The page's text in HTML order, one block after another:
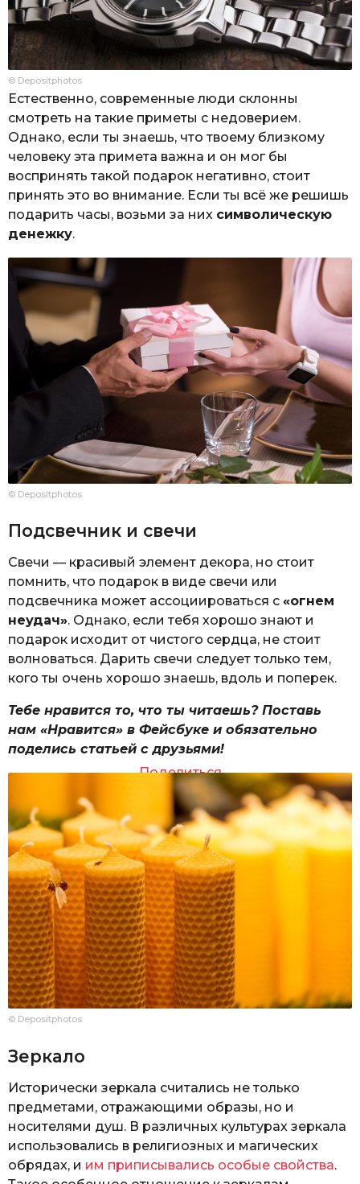
© Depositphotos
Естественно, современные люди склонны
смотреть на такие приметы с недоверием.
Однако, если ты знаешь, что твоему близкому
человеку эта примета важна и он мог бы
воспринять такой подарок негативно, стоит
принять это во внимание. Если ты всё же решишь
подарить часы, возьми за них символическую
денежку.
© Depositphotos
Подсвечник и свечи
Свечи — красивый элемент декора, но стоит
помнить, что подарок в виде свечи или
подсвечника может ассоциироваться с «огнем
неудач». Однако, если тебя хорошо знают и
подарок исходит от чистого сердца, не стоит
волноваться. Дарить свечи следует только тем,
кого ты очень хорошо знаешь, вдоль и поперек.
Тебе нравится то, что ты читаешь? Поставь
нам «Нравится» в Фейсбуке и обязательно
поделись статьей с друзьями!
Поделиться
© Depositphotos
Зеркало
Исторически зеркала считались не только
предметами, отражающими образы, но и
носителями душ. В различных культурах зеркала
использовались в религиозных и магических
обрядах, и им приписывались особые свойства.